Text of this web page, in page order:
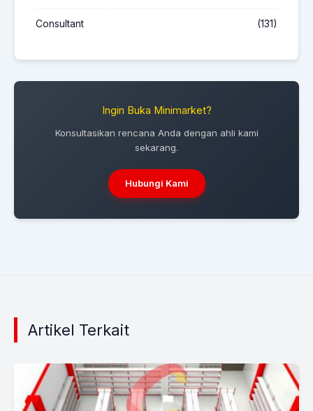
Consultant (131)
Ingin Buka Minimarket?
Konsultasikan rencana Anda dengan ahli kami
sekarang.
Hubungi Kami
Artikel Terkait